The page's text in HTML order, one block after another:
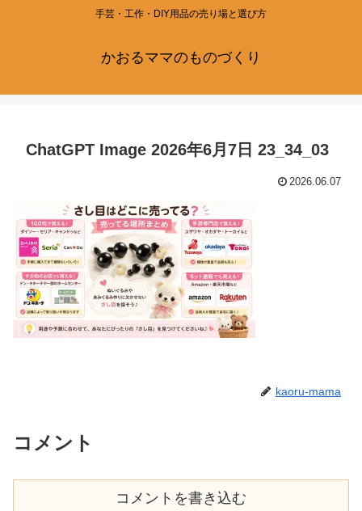
手芸・工作・DIY用品の売り場と選び方
かおるママのものづくり
ChatGPT Image 2026年6月7日 23_34_03
2026.06.07
kaoru-mama
コメント
コメントを書き込む